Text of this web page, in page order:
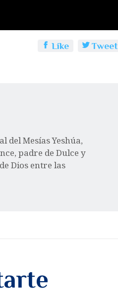
Like Tweet
del Mesías Yeshúa,
padre de Dulce y
Dios entre las